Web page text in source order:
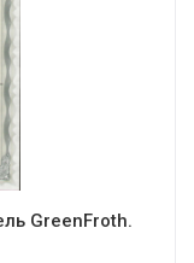
GreenFroth.